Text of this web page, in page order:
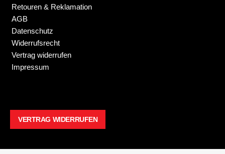
Retouren & Reklamation
AGB
Datenschutz
Widerrufsrecht
Vertrag widerrufen
Impressum
VERTRAG WIDERRUFEN